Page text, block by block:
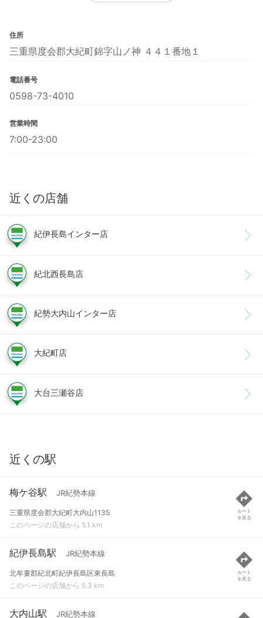
住所
三重県度会郡大紀町錦字山ノ神 ４４１番地１
電話番号
0598-73-4010
営業時間
7:00-23:00
近くの店舗
紀伊長島インター店
紀北西長島店
紀勢大内山インター店
大紀町店
大台三瀬谷店
近くの駅
梅ケ谷駅 JR紀勢本線
三重県度会郡大紀町大内山1135
このページの店舗から 5.1 km
ルート
を見る
紀伊長島駅 JR紀勢本線
北牟婁郡紀北町紀伊長島区東長島
このページの店舗から 5.3 km
ルート
を見る
大内山駅 JR紀勢本線